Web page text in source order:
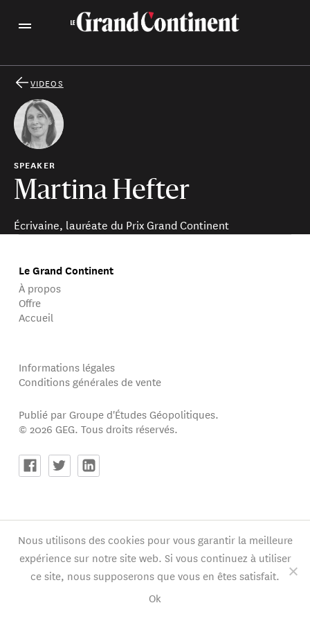
VIDEOS
SPEAKER
Martina Hefter
Écrivaine, lauréate du Prix Grand Continent
Le Grand Continent
À propos
Offre
Accueil
Informations légales
Conditions générales de vente
Publié par Groupe d'Études Géopolitiques.
© 2026 GEG. Tous droits réservés.
Nous utilisons des cookies pour vous garantir la meilleure
expérience sur notre site web. Si vous continuez à utiliser
ce site, nous supposerons que vous en êtes satisfait.
Ok